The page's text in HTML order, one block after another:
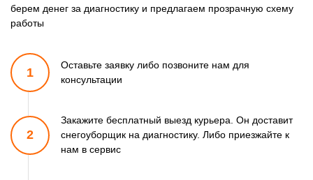
берем денег за диагностику и предлагаем прозрачную схему
работы
1
Оставьте заявку либо позвоните нам для
консультации
2
Закажите бесплатный выезд курьера. Он доставит
снегоуборщик на диагностику. Либо приезжайте к
нам в сервис